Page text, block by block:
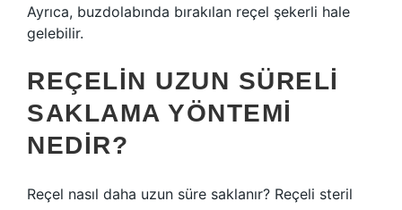
Ayrıca, buzdolabında bırakılan reçel şekerli hale
gelebilir.
REÇELIN UZUN SÜRELI
SAKLAMA YÖNTEMI
NEDIR?
Reçel nasıl daha uzun süre saklanır? Reçeli steril